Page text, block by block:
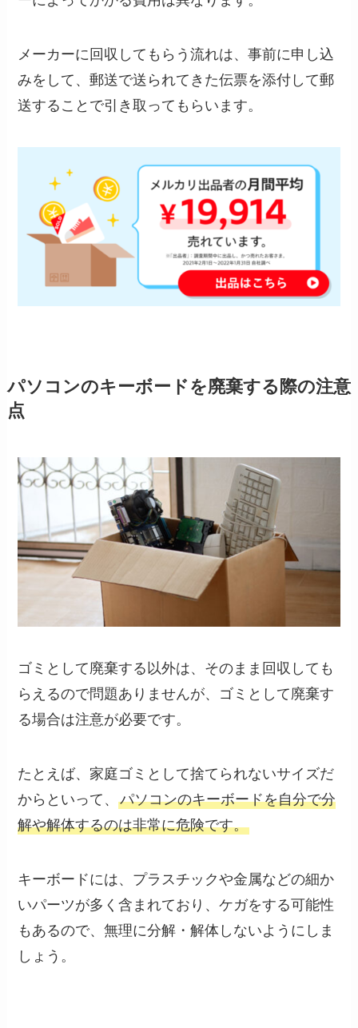
メーカーに回収してもらう流れは、事前に申し込
みをして、郵送で送られてきた伝票を添付して郵
送することで引き取ってもらいます。
パソコンのキーボードを廃棄する際の注意
点
ゴミとして廃棄する以外は、そのまま回収しても
らえるので問題ありませんが、ゴミとして廃棄す
る場合は注意が必要です。
たとえば、家庭ゴミとして捨てられないサイズだ
からといって、パソコンのキーボードを自分で分
解や解体するのは非常に危険です。
キーボードには、プラスチックや金属などの細か
いパーツが多く含まれており、ケガをする可能性
もあるので、無理に分解・解体しないようにしま
しょう。